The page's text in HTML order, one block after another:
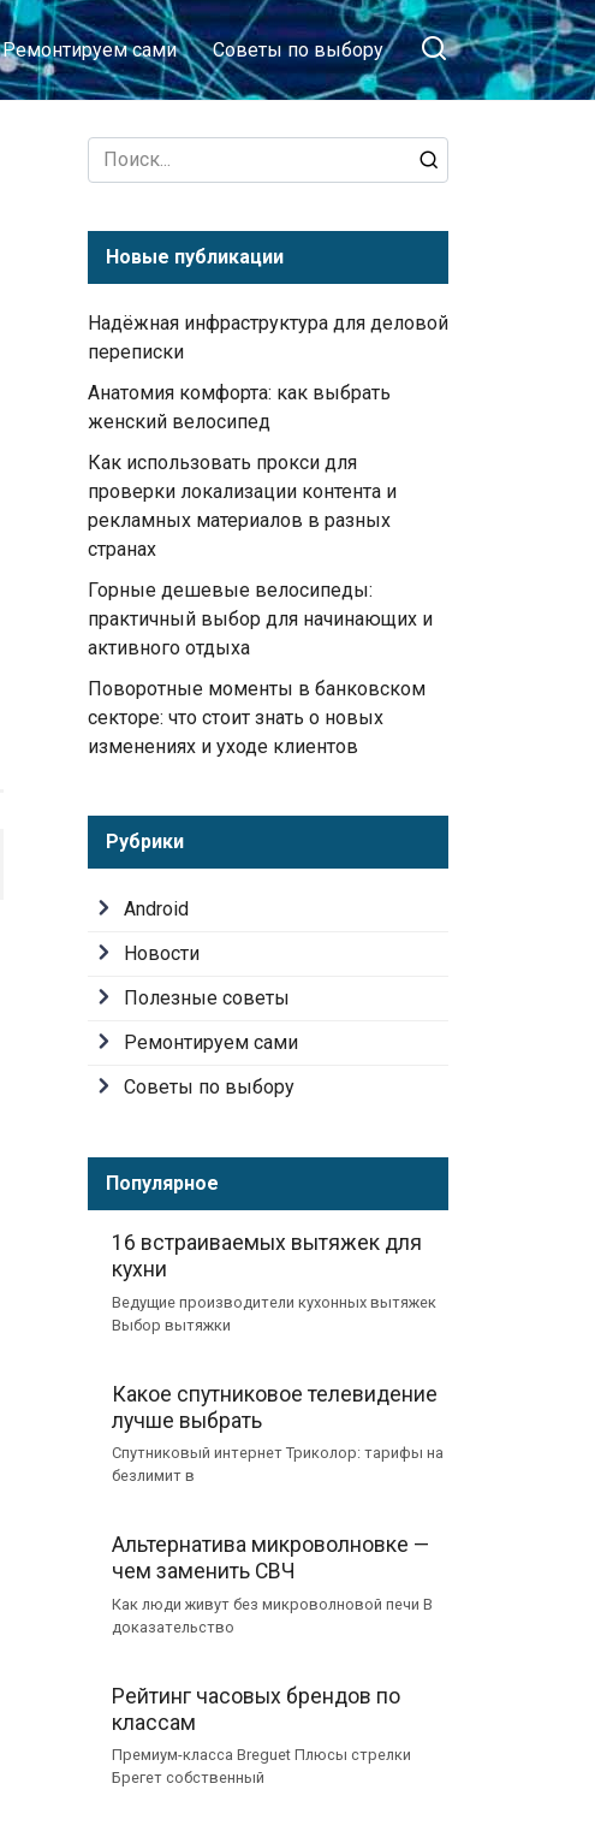
Ремонтируем сами Советы по выбору
Search
for:
Новые публикации
Надёжная инфраструктура для деловой
переписки
Анатомия комфорта: как выбрать
женский велосипед
Как использовать прокси для
проверки локализации контента и
рекламных материалов в разных
странах
Горные дешевые велосипеды:
практичный выбор для начинающих и
активного отдыха
Поворотные моменты в банковском
секторе: что стоит знать о новых
изменениях и уходе клиентов
Рубрики
Android
Новости
Полезные советы
Ремонтируем сами
Советы по выбору
Популярное
16 встраиваемых вытяжек для
кухни
Ведущие производители кухонных вытяжек
Выбор вытяжки
Какое спутниковое телевидение
лучше выбрать
Спутниковый интернет Триколор: тарифы на
безлимит в
Альтернатива микроволновке —
чем заменить СВЧ
Как люди живут без микроволновой печи В
доказательство
Рейтинг часовых брендов по
классам
Премиум-класса Breguet Плюсы стрелки
Брегет собственный